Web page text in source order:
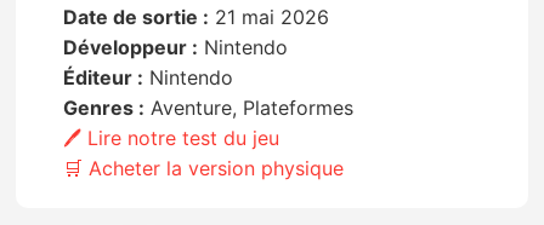
Date de sortie : 21 mai 2026
Développeur : Nintendo
Éditeur : Nintendo
Genres : Aventure, Plateformes
🖊️ Lire notre test du jeu
🛒 Acheter la version physique